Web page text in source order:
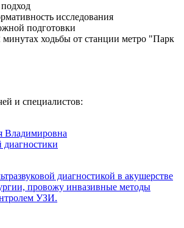
исследования
подготовки
ходьбы от станции метро "Парк
и специалистов:
Владимировна
диагностики
диагностикой в акушерстве
провожу инвазивные методы
УЗИ.